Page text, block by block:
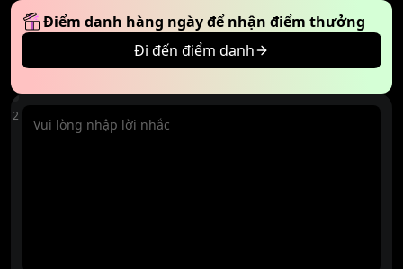
Điểm danh hàng ngày để nhận điểm thưởng
Đi đến điểm danh
512
chép